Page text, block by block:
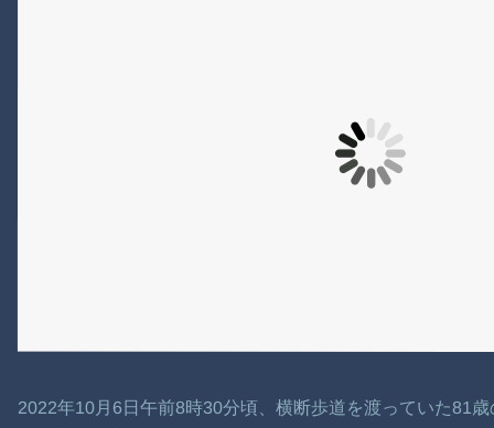
2022年10月6日午前8時30分頃、横断歩道を渡っていた81